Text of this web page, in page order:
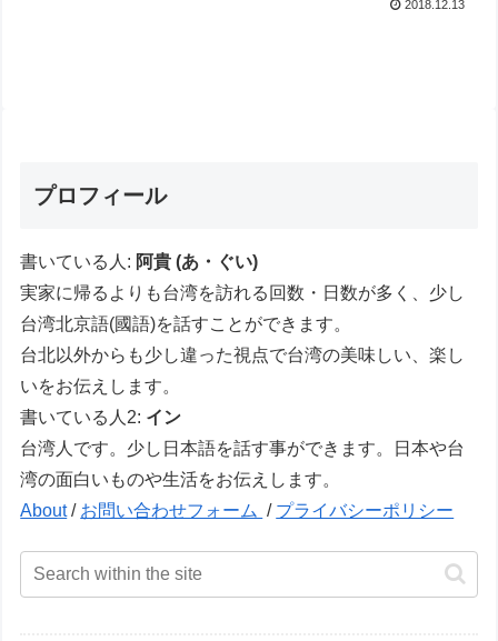
2018.12.13
プロフィール
書いている人: 阿貴 (あ・ぐい)
実家に帰るよりも台湾を訪れる回数・日数が多く、少し
台湾北京語(國語)を話すことができます。
台北以外からも少し違った視点で台湾の美味しい、楽し
いをお伝えします。
書いている人2: イン
台湾人です。少し日本語を話す事ができます。日本や台
湾の面白いものや生活をお伝えします。
About/ お問い合わせフォーム / プライバシーポリシー